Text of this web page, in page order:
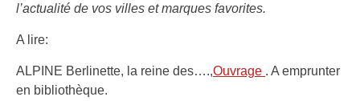
l’actualité de vos villes et marques favorites.
A lire:
ALPINE Berlinette, la reine des….,Ouvrage . A emprunter
en bibliothèque.